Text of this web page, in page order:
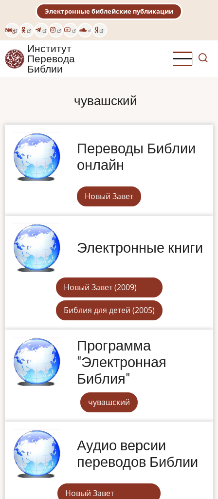
основному
содержанию
Eng
Электронные библейские публикации
Институт
Перевода
Библии
чувашский
Переводы Библии
онлайн
Новый Завет
Электронные книги
Новый Завет (2009)
Библия для детей (2005)
Программа
"Электронная
Библия"
чувашский
Аудио версии
переводов Библии
Новый Завет